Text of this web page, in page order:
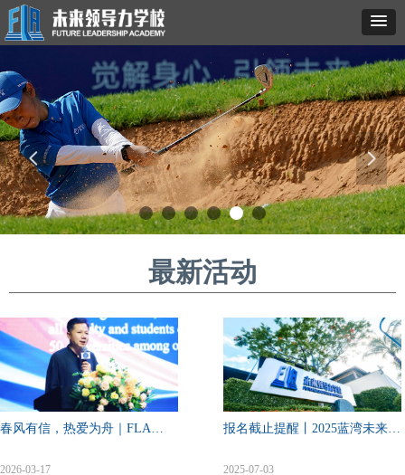
넳 넲
春风有信，热爱为舟｜FLA
2026-03-17
报名截止提醒丨2025蓝湾未来领
2025-07-03
最新活动